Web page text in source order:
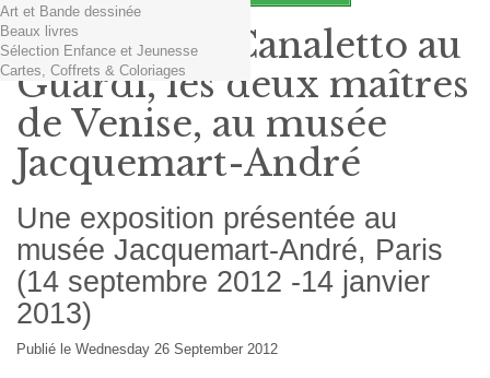
Art et Bande dessinée
Beaux livres
Sélection Enfance et Jeunesse
Cartes, Coffrets & Coloriages
Exposition Canaletto au
Guardi, les deux maîtres
de Venise, au musée
Jacquemart-André
Une exposition présentée au
musée Jacquemart-André, Paris
(14 septembre 2012 -14 janvier
2013)
Publié le Wednesday 26 September 2012